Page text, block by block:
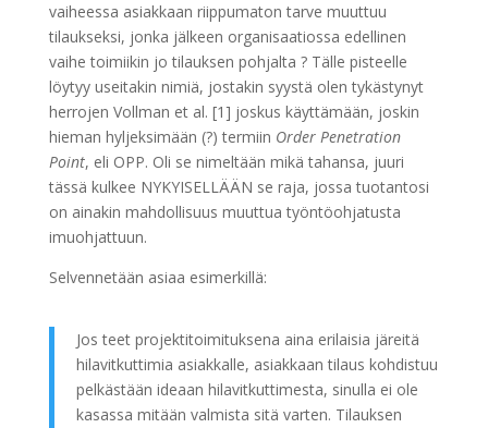
vaiheessa asiakkaan riippumaton tarve muuttuu
tilaukseksi, jonka jälkeen organisaatiossa edellinen
vaihe toimiikin jo tilauksen pohjalta ? Tälle pisteelle
löytyy useitakin nimiä, jostakin syystä olen tykästynyt
herrojen Vollman et al. [1] joskus käyttämään, joskin
hieman hyljeksimään (?) termiin Order Penetration
Point, eli OPP. Oli se nimeltään mikä tahansa, juuri
tässä kulkee NYKYISELLÄÄN se raja, jossa tuotantosi
on ainakin mahdollisuus muuttua työntöohjatusta
imuohjattuun.
Selvennetään asiaa esimerkillä:
Jos teet projektitoimituksena aina erilaisia järeitä
hilavitkuttimia asiakkalle, asiakkaan tilaus kohdistuu
pelkästään ideaan hilavitkuttimesta, sinulla ei ole
kasassa mitään valmista sitä varten. Tilauksen